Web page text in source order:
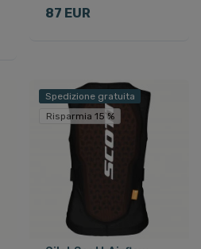
87 EUR
Spedizione gratuita
Risparmia 15 %